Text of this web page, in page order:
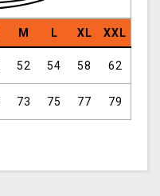
M L XL XXL
52 54 58 62
73 75 77 79